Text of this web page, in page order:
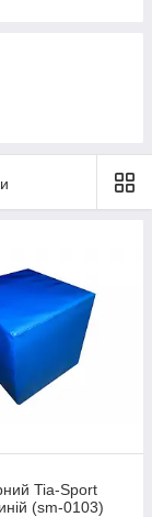
Tia-Sport
(sm-0103)